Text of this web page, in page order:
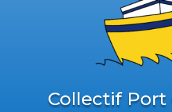
Collectif Port